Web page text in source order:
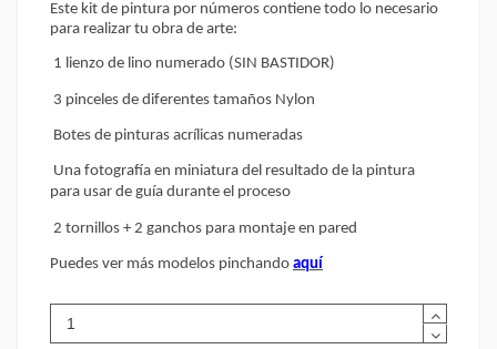
Este kit de pintura por números contiene todo lo necesario
para realizar tu obra de arte:
1 lienzo de lino numerado (SIN BASTIDOR)
3 pinceles de diferentes tamaños Nylon
Botes de pinturas acrílicas numeradas
Una fotografía en miniatura del resultado de la pintura
para usar de guía durante el proceso
2 tornillos + 2 ganchos para montaje en pared
Puedes ver más modelos pinchando aquí